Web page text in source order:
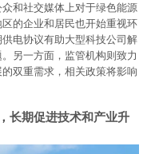
和社交媒体上对于绿色能源
的企业和居民也开始重视环
电协议有助大型科技公司解
另一方面，监管机构则致力
双重需求，相关政策将影响
长期促进技术和产业升